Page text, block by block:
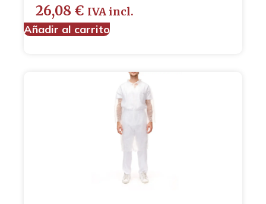
26,08 € IVA incl.
Añadir al carrito